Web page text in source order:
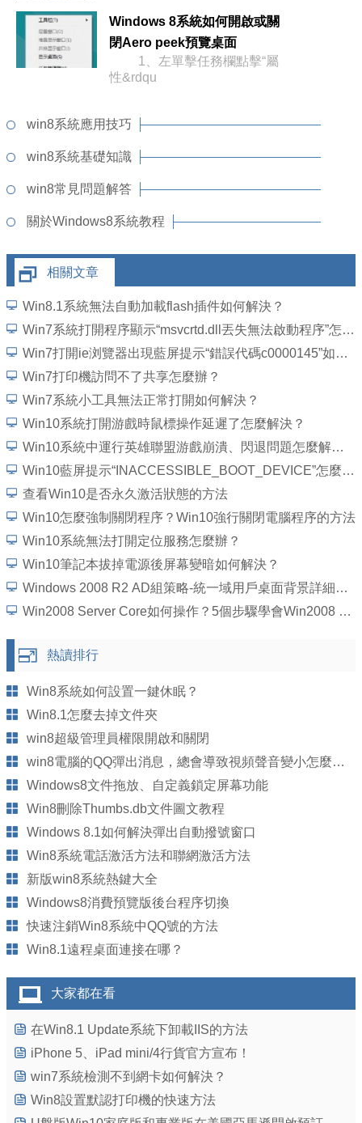
Windows 8系統如何開啟或關
閉Aero peek預覽桌面
1、左單擊任務欄點擊“屬
性&rdqu
win8系統應用技巧
win8系統基礎知識
win8常見問題解答
關於Windows8系統教程
相關文章
Win8.1系統無法自動加載flash插件如何解決？
Win7系統打開程序顯示“msvcrtd.dll丟失無法啟動程序”怎麼解決
Win7打開ie浏覽器出現藍屏提示“錯誤代碼c0000145”如何解決？
Win7打印機訪問不了共享怎麼辦？
Win7系統小工具無法正常打開如何解決？
Win10系統打開游戲時鼠標操作延遲了怎麼解決？
Win10系統中運行英雄聯盟游戲崩潰、閃退問題怎麼解決？
Win10藍屏提示“INACCESSIBLE_BOOT_DEVICE”怎麼處理？
查看Win10是否永久激活狀態的方法
Win10怎麼強制關閉程序？Win10強行關閉電腦程序的方法
Win10系統無法打開定位服務怎麼辦？
Win10筆記本拔掉電源後屏幕變暗如何解決？
Windows 2008 R2 AD組策略-統一域用戶桌面背景詳細圖文教程
Win2008 Server Core如何操作？5個步驟學會Win2008 Server Core操作
熱讀排行
Win8系統如何設置一鍵休眠？
Win8.1怎麼去掉文件夾
win8超級管理員權限開啟和關閉
win8電腦的QQ彈出消息，總會導致視頻聲音變小怎麼辦？
Windows8文件拖放、自定義鎖定屏幕功能
Win8刪除Thumbs.db文件圖文教程
Windows 8.1如何解決彈出自動撥號窗口
Win8系統電話激活方法和聯網激活方法
新版win8系統熱鍵大全
Windows8消費預覽版後台程序切換
快速注銷Win8系統中QQ號的方法
Win8.1遠程桌面連接在哪？
大家都在看
在Win8.1 Update系統下卸載IIS的方法
iPhone 5、iPad mini/4行貨官方宣布！
win7系統檢測不到網卡如何解決？
Win8設置默認打印機的快速方法